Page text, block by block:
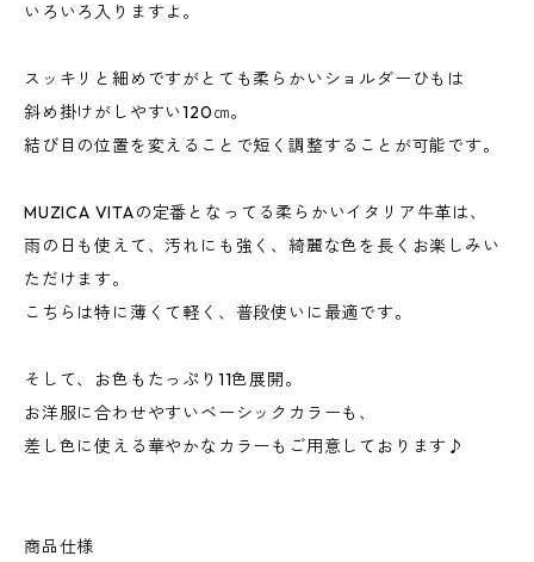
いろいろ入りますよ。
スッキリと細めですがとても柔らかいショルダーひもは
斜め掛けがしやすい120㎝。
結び目の位置を変えることで短く調整することが可能です。
MUZICA VITAの定番となってる柔らかいイタリア牛革は、
雨の日も使えて、汚れにも強く、綺麗な色を長くお楽しみい
ただけます。
こちらは特に薄くて軽く、普段使いに最適です。
そして、お色もたっぷり11色展開。
お洋服に合わせやすいベーシックカラーも、
差し色に使える華やかなカラーもご用意しております♪
商品仕様